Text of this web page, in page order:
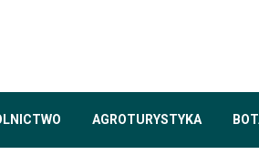
AGROTURYSTYKA